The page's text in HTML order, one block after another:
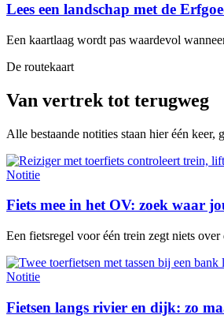
Lees een landschap met de
Een kaartlaag wordt pas waardevol
De routekaart
Van vertrek tot terugweg
Alle bestaande notities staan hier één keer,
Notitie
Fiets mee in het OV: zoek waar
Een fietsregel voor één trein zegt niets
Notitie
Fietsen langs rivier en dijk: zo